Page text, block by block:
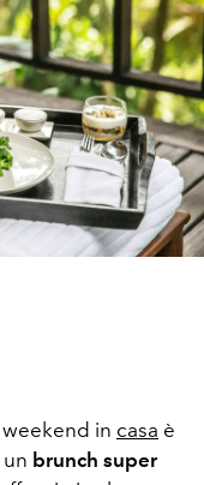
in casa è
brunch super